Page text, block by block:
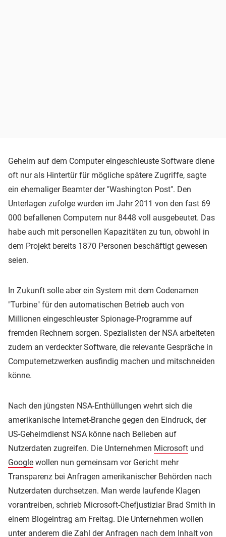
Geheim auf dem Computer eingeschleuste Software diene
oft nur als Hintertür für mögliche spätere Zugriffe, sagte
ein ehemaliger Beamter der "Washington Post". Den
Unterlagen zufolge wurden im Jahr 2011 von den fast 69
000 befallenen Computern nur 8448 voll ausgebeutet. Das
habe auch mit personellen Kapazitäten zu tun, obwohl in
dem Projekt bereits 1870 Personen beschäftigt gewesen
seien.
In Zukunft solle aber ein System mit dem Codenamen
"Turbine" für den automatischen Betrieb auch von
Millionen eingeschleuster Spionage-Programme auf
fremden Rechnern sorgen. Spezialisten der NSA arbeiteten
zudem an verdeckter Software, die relevante Gespräche in
Computernetzwerken ausfindig machen und mitschneiden
könne.
Nach den jüngsten NSA-Enthüllungen wehrt sich die
amerikanische Internet-Branche gegen den Eindruck, der
US-Geheimdienst NSA könne nach Belieben auf
Nutzerdaten zugreifen. Die Unternehmen Microsoft und
Google wollen nun gemeinsam vor Gericht mehr
Transparenz bei Anfragen amerikanischer Behörden nach
Nutzerdaten durchsetzen. Man werde laufende Klagen
vorantreiben, schrieb Microsoft-Chefjustiziar Brad Smith in
einem Blogeintrag am Freitag. Die Unternehmen wollen
unter anderem die Zahl der Anfragen nach dem Inhalt von